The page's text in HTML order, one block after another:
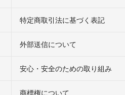
特定商取引法に基づく表記
外部送信について
安心・安全のための取り組み
商標権について